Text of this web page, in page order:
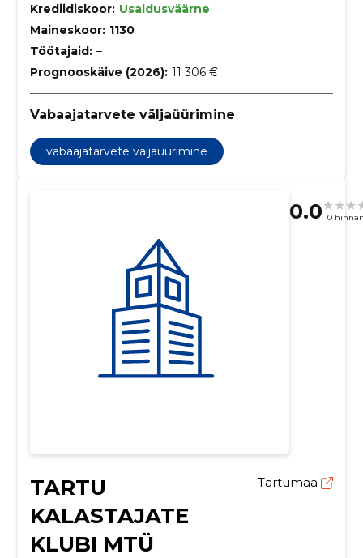
Krediidiskoor: Usaldusväärne
Maineskoor: 1130
Töötajaid: –
Prognooskäive (2026): 11 306 €
Vabaajatarvete väljaüürimine
vabaajatarvete väljaüürimine
0.0 0
TARTU
KALASTAJATE
KLUBI MTÜ
Tartumaa